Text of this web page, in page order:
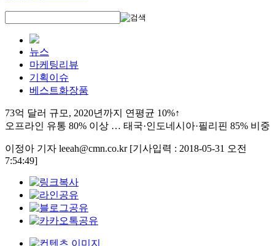
뉴스
마케팅리뷰
기획이슈
베스트화장품
73억 달러 규모, 2020년까지 연평균 10%↑
오프라인 유통 80% 이상 … 태국·인도네시아·필리핀 85% 비중
이정아 기자 leeah@cmn.co.kr [기사입력 : 2018-05-31 오전
7:54:49]